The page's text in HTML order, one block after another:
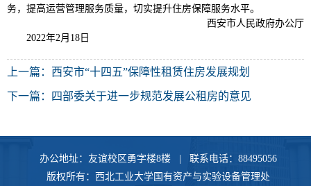
务，提高运营管理服务质量，切实提升住房保障服务水平。
西安市人民政府办公厅
2022年2月18日
上一篇： 西安市“十四五”保障性租赁住房发展规划
下一篇： 四部委关于进一步规范发展公租房的意见
办公地址：友谊校区勇字楼8楼 | 联系电话：88495056
版权所有：西北工业大学国有资产与实验设备管理处